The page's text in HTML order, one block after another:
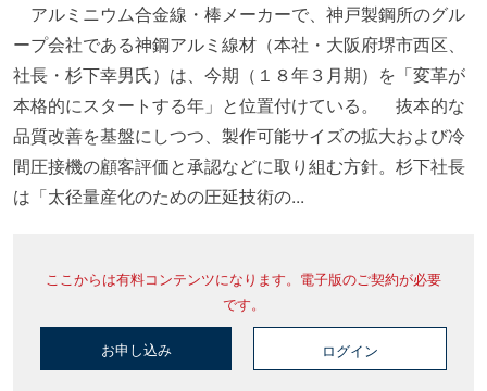
アルミニウム合金線・棒メーカーで、神戸製鋼所のグル
ープ会社である神鋼アルミ線材（本社・大阪府堺市西区、
社長・杉下幸男氏）は、今期（１８年３月期）を「変革が
本格的にスタートする年」と位置付けている。 抜本的な
品質改善を基盤にしつつ、製作可能サイズの拡大および冷
間圧接機の顧客評価と承認などに取り組む方針。杉下社長
は「太径量産化のための圧延技術の...
ここからは有料コンテンツになります。電子版のご契約が必要
です。
お申し込み ログイン